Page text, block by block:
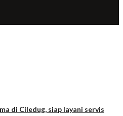
di Ciledug, siap layani servis